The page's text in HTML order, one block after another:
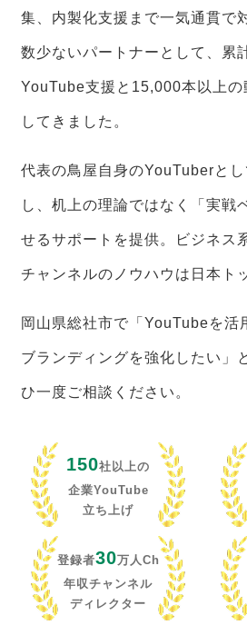
集、内製化支援まで一気通貫で
数少ないパートナーとして、累
YouTube支援と15,000本以上の
してきました。
代表の鳥屋自身のYouTuberと
し、机上の理論ではなく「実戦
せるサポートを提供。ビジネス
チャンネルのノウハウは日本ト
岡山県総社市で「YouTubeを活
ブランディングを強化したい」
ひ一度ご相談ください。
150社以上の
企業YouTube
立ち上げ
登録者30万人Ch
年収チャンネル
ディレクター